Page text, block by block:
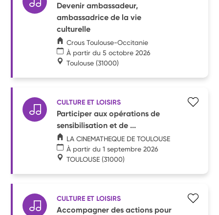
Devenir ambassadeur,
ambassadrice de la vie
culturelle
Crous Toulouse-Occitanie
À partir du 5 octobre 2026
Toulouse (31000)
CULTURE ET LOISIRS
Participer aux opérations de
sensibilisation et de ...
LA CINEMATHEQUE DE TOULOUSE
À partir du 1 septembre 2026
TOULOUSE (31000)
CULTURE ET LOISIRS
Accompagner des actions pour